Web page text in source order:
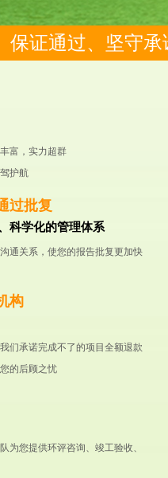
保证通过、坚守承
富，实力超群
护航
过批复
科学化的管理体系
通关系，使您的报告批复更加快
构
们承诺完成不了的项目全额退款
的后顾之忧
为您提供环评咨询、竣工验收、